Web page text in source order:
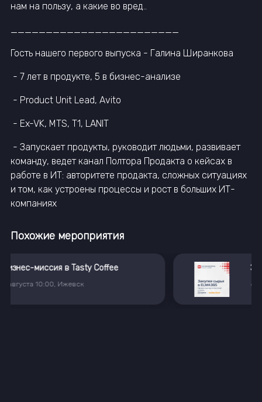
нам на пользу, а какие во вред..
________________________
Гость нашего первого выпуска - Галина Ширанкова
- 7 лет в продукте, 5 в бизнес-анализе
- Product Unit Lead, Avito
- Ex-VK, MTS, T1, LANIT
- Запускает продукты, руководит людьми, развивает
команду, ведет канал Полтора Продакта о кейсах в
работе в ИТ: авторитете продакта, сложных ситуациях
и том, как устроены процессы и рост в больших ИТ-
компаниях
Похожие мероприятия